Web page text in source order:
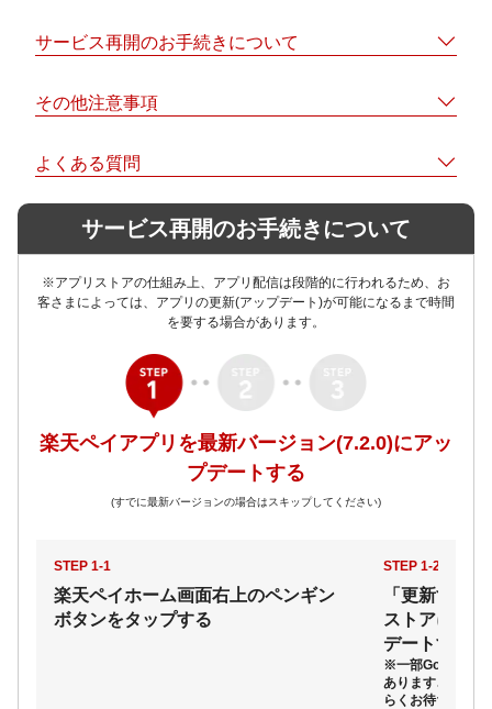
サービス再開のお手続きについて
その他注意事項
よくある質問
サービス再開のお手続きについて
※アプリストアの仕組み上、アプリ配信は段階的に行われるため、お
客さまによっては、アプリの更新(アップデート)が可能になるまで時間
を要する場合があります。
楽天ペイアプリを最新バージョン(7.2.0)にアッ
プデートする
(すでに最新バージョンの場合はスキップしてください)
STEP 1-1
楽天ペイホーム画面右上のペンギン
ボタンをタップする
STEP 1-2
「更新する
ストアにて
デートする
※一部Google
あります、その
らくお待ちくださ